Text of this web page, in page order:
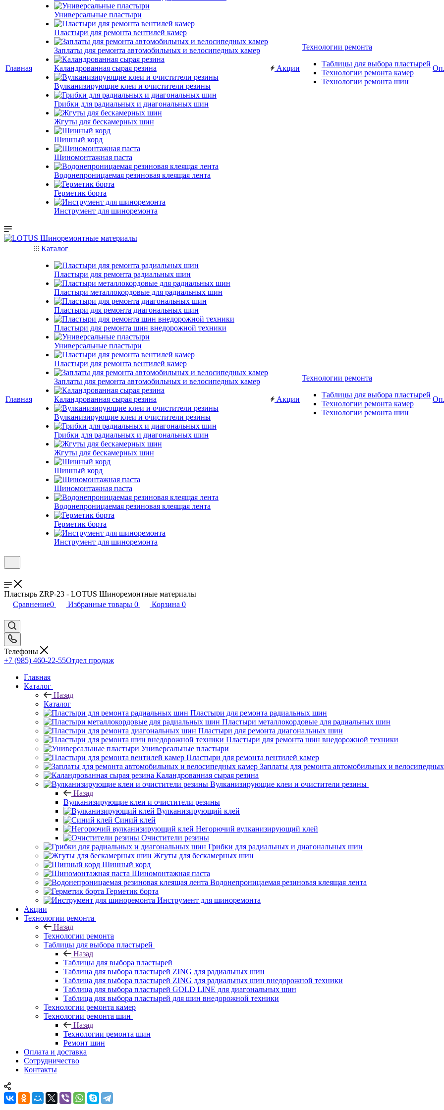
Главная
Универсальные пластыри
Пластыри для ремонта вентилей камер
Заплаты для ремонта автомобильных и велосипедных камер
Каландрованная сырая резина
Вулканизирующие клеи и очистители резины
Грибки для радиальных и диагональных шин
Жгуты для бескамерных шин
Шинный корд
Шиномонтажная паста
Водонепроницаемая резиновая клеящая лента
Герметик борта
Инструмент для шиноремонта
Акции
Технологии ремонта
Таблицы для выбора пластырей
Технологии ремонта камер
Технологии ремонта шин
Главная
Каталог
Пластыри для ремонта радиальных шин
Пластыри металлокордовые для радиальных шин
Пластыри для ремонта диагональных шин
Пластыри для ремонта шин внедорожной техники
Универсальные пластыри
Пластыри для ремонта вентилей камер
Заплаты для ремонта автомобильных и велосипедных камер
Каландрованная сырая резина
Вулканизирующие клеи и очистители резины
Грибки для радиальных и диагональных шин
Жгуты для бескамерных шин
Шинный корд
Шиномонтажная паста
Водонепроницаемая резиновая клеящая лента
Герметик борта
Инструмент для шиноремонта
Акции
Технологии ремонта
Таблицы для выбора пластырей
Технологии ремонта камер
Технологии ремонта шин
Пластырь ZRP-23 - LOTUS Шиноремонтные материалы
Сравнение0 Избранные товары 0 Корзина 0
Телефоны
+7 (985) 460-22-55Отдел продаж
Главная
Каталог
Назад
Каталог
Пластыри для ремонта радиальных шин
Пластыри металлокордовые для радиальных шин
Пластыри для ремонта диагональных шин
Пластыри для ремонта шин внедорожной техники
Универсальные пластыри
Пластыри для ремонта вентилей камер
Заплаты для ремонта автомобильных и
Каландрованная сырая резина
Вулканизирующие клеи и очистители резины
Назад
Вулканизирующие клеи и очистители резины
Вулканизирующий клей
Синий клей
Негорючий вулканизирующий клей
Очистители резины
Грибки для радиальных и диагональных шин
Жгуты для бескамерных шин
Шинный корд
Шиномонтажная паста
Водонепроницаемая резиновая клеящая лента
Герметик борта
Инструмент для шиноремонта
Акции
Технологии ремонта
Назад
Технологии ремонта
Таблицы для выбора пластырей
Назад
Таблицы для выбора пластырей
Таблица для выбора пластырей ZING для радиальных шин
Таблица для выбора пластырей ZING для радиальных шин внедорожной техники
Таблица для выбора пластырей GOLD LINE для диагональных шин
Таблица для выбора пластырей для шин внедорожной техники
Технологии ремонта камер
Технологии ремонта шин
Назад
Технологии ремонта шин
Ремонт шин
Оплата и доставка
Сотрудничество
Контакты